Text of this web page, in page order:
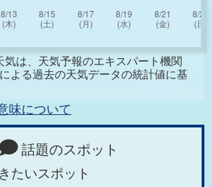
は、天気予報のエキスパート機関
よる過去の天気データの統計値に基
味について
話題のスポット
たいスポット